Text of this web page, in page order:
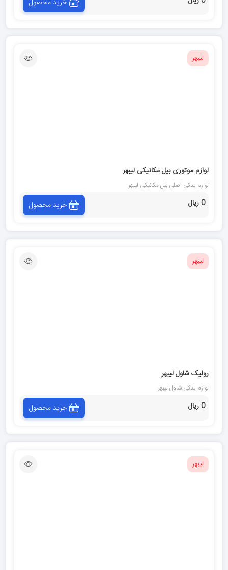
خرید محصول
لیبهر
لوازم موتورى بيل مكانيكى ليبهر
لوازم یدکی اصلی بيل مكانيكى ليبهر
0 ریال خرید محصول
لیبهر
رولیک شاول لیبهر
لوازم یدکی شاول لیبهر
0 ریال خرید محصول
لیبهر